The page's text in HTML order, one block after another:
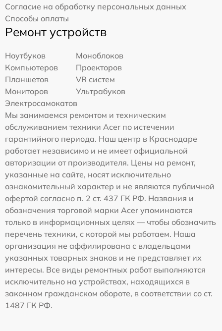
Согласие на обработку персональных данных
Способы оплаты
Ремонт устройств
Ноутбуков
Моноблоков
Компьютеров
Проекторов
Планшетов
VR систем
Мониторов
Ультрабуков
Электросамокатов
Мы занимаемся ремонтом и техническим
обслуживанием техники Acer по истечении
гарантийного периода. Наш центр в Краснодаре
работает независимо и не имеет официальной
авторизации от производителя. Цены на ремонт,
указанные на сайте, носят исключительно
ознакомительный характер и не являются публичной
офертой согласно п. 2 ст. 437 ГК РФ. Названия и
обозначения торговой марки Acer упоминаются
только в информационных целях — чтобы обозначить
перечень техники, с которой мы работаем. Наша
организация не аффилирована с владельцами
указанных товарных знаков и не представляет их
интересы. Все виды ремонтных работ выполняются
исключительно на устройствах, находящихся в
законном гражданском обороте, в соответствии со ст.
1487 ГК РФ.